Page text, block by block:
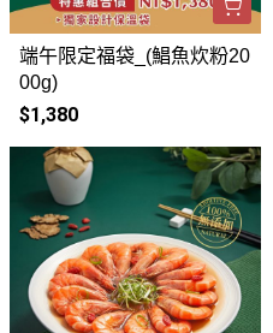
端午限定福袋_(鯧魚炊粉20
00g)
$1,380